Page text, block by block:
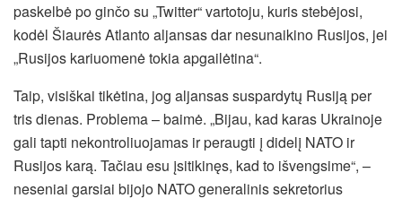
paskelbė po ginčo su „Twitter“ vartotoju, kuris stebėjosi,
kodėl Šiaurės Atlanto aljansas dar nesunaikino Rusijos, jei
„Rusijos kariuomenė tokia apgailėtina“.
Taip, visiškai tikėtina, jog aljansas suspardytų Rusiją per
tris dienas. Problema – baimė. „Bijau, kad karas Ukrainoje
gali tapti nekontroliuojamas ir peraugti į didelį NATO ir
Rusijos karą. Tačiau esu įsitikinęs, kad to išvengsime“, –
neseniai garsiai bijojo NATO generalinis sekretorius